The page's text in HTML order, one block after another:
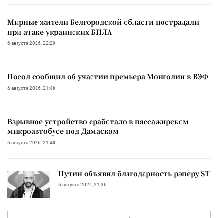
Мирные жители Белгородской области пострадали
при атаке украинских БПЛА
6 августа 2026, 22:20
Посол сообщил об участии премьера Монголии в ВЭФ
6 августа 2026, 21:48
Взрывное устройство сработало в пассажирском
микроавтобусе под Дамаском
6 августа 2026, 21:40
Путин объявил благодарность рэперу ST
6 августа 2026, 21:36